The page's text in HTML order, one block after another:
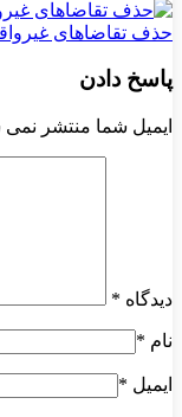
حذف تقاضاهای
پاسخ دادن
ایمیل شما منتشر
دیدگاه *
نام *
ایمیل *